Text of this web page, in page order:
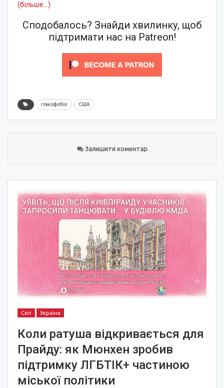
(більше…)
Сподобалось? Знайди хвилинку, щоб
підтримати нас на Patreon!
гомофобія США
Залишити коментар
Світ Україна
Коли ратуша відкривається для
Прайду: як Мюнхен зробив
підтримку ЛГБТІК+ частиною
міської політики